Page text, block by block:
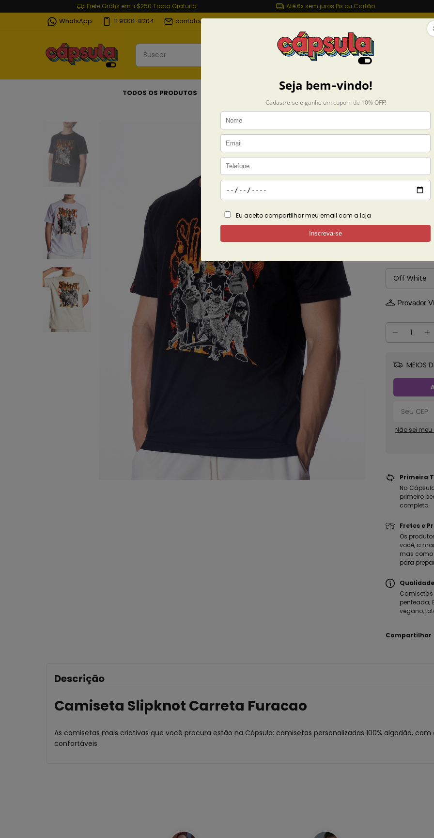
Frete Grátis em +$250 Troca Gratuita Até 6x sem juros Pix ou Cartão
WhatsApp 11 91331-8204 contato@capsulashop.com.br
TODOS OS PRODUTOS ACESSÓRIOS CASA
Furacao
R$89,90
Ver mais
Provador
MEIOS
Não sei meu
Primeira
Na
primeiro
completa
Fretes e
Os
você, a
mas como
para
penteada;
vegano,
Compartilhar
Descrição
Camiseta Slipknot Carreta Furacao
As camisetas mais criativas que você procura estão na Cápsula: camisetas personalizadas 100% algodão,
confortáveis.